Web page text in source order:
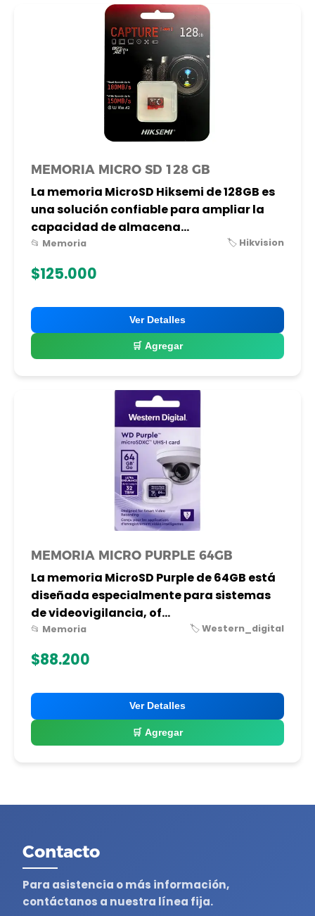
MEMORIA MICRO SD 128 GB
La memoria MicroSD Hiksemi de 128GB es
una solución confiable para ampliar la
capacidad de almacena...
📂 Memoria 🏷️ Hikvision
$125.000
Ver Detalles
🛒 Agregar
MEMORIA MICRO PURPLE 64GB
La memoria MicroSD Purple de 64GB está
diseñada especialmente para sistemas
de videovigilancia, of...
📂 Memoria 🏷️ Western_digital
$88.200
Ver Detalles
🛒 Agregar
Contacto
Para asistencia o más información,
contáctanos a nuestra línea fija.